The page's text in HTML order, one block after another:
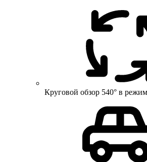
Круговой обзор 540° в